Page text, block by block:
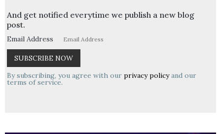
And get notified everytime we publish a new blog
post.
Email Address
By subscribing, you agree with our privacy policyand our
terms of service.